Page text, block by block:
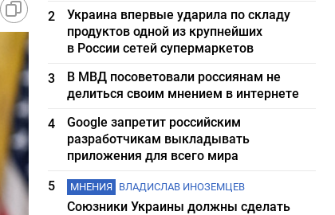
2
Украина впервые ударила по складу
продуктов одной из крупнейших
в России сетей супермаркетов
3
В МВД посоветовали россиянам не
делиться своим мнением в интернете
4
Google запретит российским
разработчикам выкладывать
приложения для всего мира
5
МНЕНИЯ ВЛАДИСЛАВ ИНОЗЕМЦЕВ
Союзники Украины должны сделать